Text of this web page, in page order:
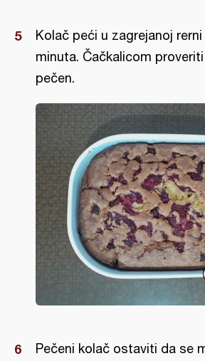
Kolač peći u zagrejanoj
minuta. Čačkalicom
pečen.
Pečeni kolač ostaviti da se